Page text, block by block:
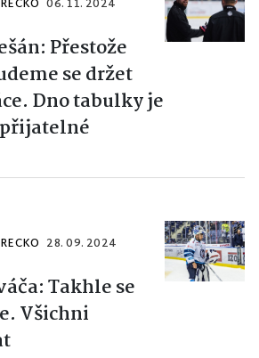
06. 11. 2024
Přestože
se držet
Dno tabulky je
28. 09. 2024
Takhle se
Všichni